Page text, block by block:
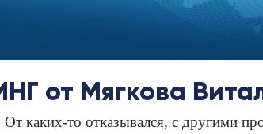
от Мягкова
каких-то отказывался, с другими